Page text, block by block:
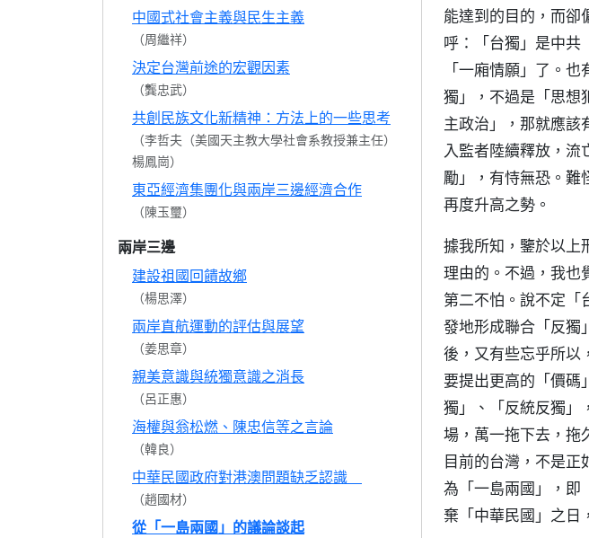
中國式社會主義與民生主義
（周繼祥）
決定台灣前途的宏觀因素
（龔忠武）
共創民族文化新精神：方法上的一些思考
（李哲夫（美國天主教大學社會系教授兼主任）
楊鳳崗）
東亞經濟集團化與兩岸三邊經濟合作
（陳玉璽）
兩岸三邊
建設祖國回饋故鄉
（楊思澤）
兩岸直航運動的評估與展望
（姜思章）
親美意識與統獨意識之消長
（呂正惠）
海權與翁松燃、陳忠信等之言論
（韓良）
中華民國政府對港澳問題缺乏認識
（趙國材）
從「一島兩國」的議論談起
能達到的目的，而卻
呼：「台獨」是中共
「一廂情願」了。
獨」，不過是「思想
主政治」，那就應該
入監者陸續釋放，流
勵」，有恃無恐。難
再度升高之勢。
據我所知，鑒於以上
理由的。不過，我也
第二不怕。說不定「
發地形成聯合「反獨
後，又有些忘乎所以
要提出更高的「價碼
獨」、「反統反獨」
場，萬一拖下去，拖
目前的台灣，不是正
為「一島兩國」，即
棄「中華民國」之日